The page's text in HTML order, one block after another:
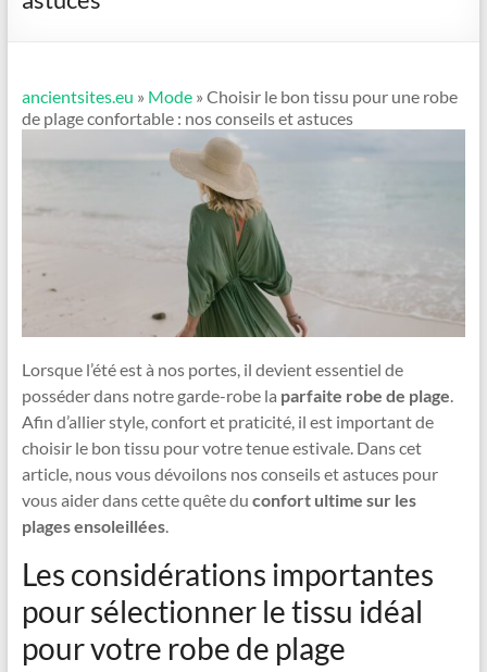
ancientsites.eu » Mode» Choisir le bon tissu pour une robe
de plage confortable : nos conseils et astuces
Lorsque l’été est à nos portes, il devient essentiel de
posséder dans notre garde-robe la parfaite robe de plage.
Afin d’allier style, confort et praticité, il est important de
choisir le bon tissu pour votre tenue estivale. Dans cet
article, nous vous dévoilons nos conseils et astuces pour
vous aider dans cette quête du confort ultime sur les
plages ensoleillées.
Les considérations importantes
pour sélectionner le tissu idéal
pour votre robe de plage